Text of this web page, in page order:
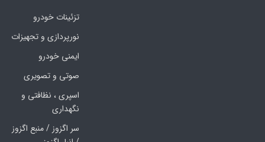
تزئینات خودرو
نورپردازی و تجهیزات
ایمنی خودرو
صوتی و تصویری
اسپری ، نظافتی و
نگهداری
سر اگزوز / منبع اگزوز